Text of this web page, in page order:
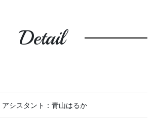
Detail
シスタント：青山はるか